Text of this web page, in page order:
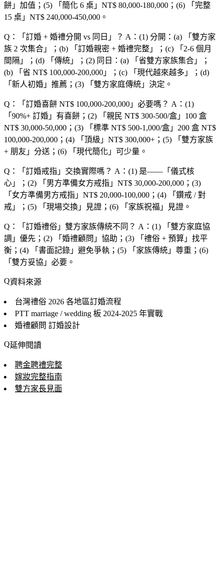
餅 」加值；(5) 「 簡化 6 桌 」NT$ 80,000-180,000；(6) 「 完整
15 桌 」NT$ 240,000-450,000。
Q：「 訂婚 + 婚禮分開 vs 同日 」？ A：(1) 分開：(a) 「 雙方家
族 2 次集合 」；(b) 「 訂婚親密 + 婚禮完整 」；(c) 「 2-6 個月
間隔 」；(d) 「 傳統 」；(2) 同日：(a) 「 省雙方家族集合 」；
(b) 「 省 NT$ 100,000-200,000 」；(c) 「 現代越來越多 」；(d)
「 新人初婚 」推薦；(3) 「 雙方家庭傳統 」決定。
Q：「 訂婚喜餅 NT$ 100,000-200,000 」必要嗎？ A：(1)
「 90%+ 訂婚 」有喜餅；(2) 「 親民 NT$ 300-500/盒 」100 盒
NT$ 30,000-50,000；(3) 「 標準 NT$ 500-1,000/盒 」200 盒 NT$
100,000-200,000；(4) 「 頂級 」NT$ 300,000+；(5) 「 雙方家族
+ 朋友 」分送；(6) 「 現代簡化 」可少量。
Q：「 訂婚戒指 」交換實際嗎？ A：(1) 是——「 儀式核
心 」；(2) 「 男方準備女方戒指 」NT$ 30,000-200,000；(3)
「 女方準備男方戒指 」NT$ 20,000-100,000；(4) 「 鑽戒 / 對
戒 」；(5) 「 現場交換 」見證；(6) 「 家族祝福 」見證。
Q：「 訂婚禮俗 」雙方家族傳統不同？ A：(1) 「 雙方家庭協
調 」優先；(2) 「 婚禮顧問 」協助；(3) 「 禮俗 + 預算 」找平
衡；(4) 「 書面記錄 」避免爭執；(5) 「 家族傳統 」尊重；(6)
「 雙方妥協 」必要。
資料來源
台灣禮俗 2026 各地區訂婚流程
PTT marriage / wedding 板 2024-2025 年實戰
婚禮顧問 訂婚設計
延伸閱讀
聘金聘禮完整
嫁妝完整指南
雙方家長見面